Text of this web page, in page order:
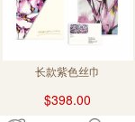
长款紫色丝巾
$398.00